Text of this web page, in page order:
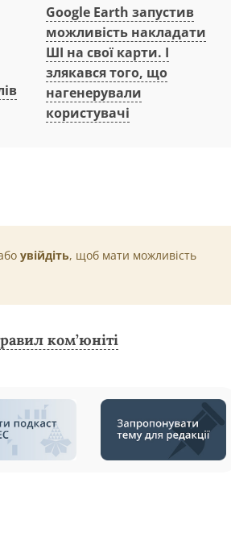
Google Earth запустив
можливість накладати
ШІ на свої карти. І
злякався того, що
нагенерували
користувачі
увійдіть, щоб мати можливість
ком’юніті